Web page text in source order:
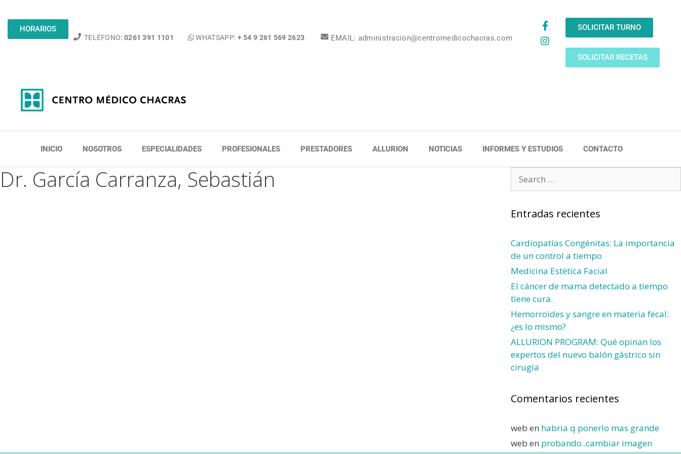
HORARIOS
TELÉFONO: 0261 391 1101 WHATSAPP: + 54 9 261 569 2623 EMAIL: administracion@centromedicochacras.com
SOLICITAR TURNO
SOLICITAR RECETAS
INICIO NOSOTROS ESPECIALIDADES PROFESIONALES PRESTADORES ALLURION NOTICIAS INFORMES Y ESTUDIOS CONTACTO
Dr. García Carranza, Sebastián
Entradas recientes
Cardiopatías Congénitas: La importancia
de un control a tiempo
Medicina Estética Facial
El cáncer de mama detectado a tiempo
tiene cura.
Hemorroides y sangre en materia fecal:
¿es lo mismo?
ALLURION PROGRAM: Qué opinan los
expertos del nuevo balón gástrico sin
cirugía
Comentarios recientes
web en habria q ponerlo mas grande
web en probando..cambiar imagen